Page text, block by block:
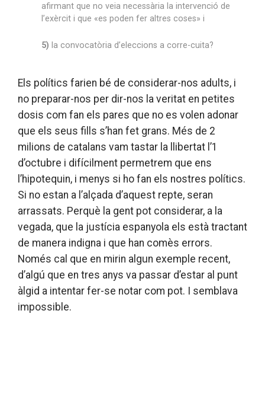
afirmant que no veia necessària la intervenció de
l’exèrcit i que «es poden fer altres coses» i
5) la convocatòria d’eleccions a corre-cuita?
Els polítics farien bé de considerar-nos adults, i
no preparar-nos per dir-nos la veritat en petites
dosis com fan els pares que no es volen adonar
que els seus fills s’han fet grans. Més de 2
milions de catalans vam tastar la llibertat l’1
d’octubre i difícilment permetrem que ens
l’hipotequin, i menys si ho fan els nostres polítics.
Si no estan a l’alçada d’aquest repte, seran
arrassats. Perquè la gent pot considerar, a la
vegada, que la justícia espanyola els està tractant
de manera indigna i que han comès errors.
Només cal que en mirin algun exemple recent,
d’algú que en tres anys va passar d’estar al punt
àlgid a intentar fer-se notar com pot. I semblava
impossible.